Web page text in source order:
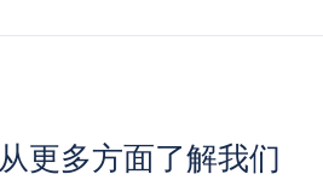
从更多方面了解我们